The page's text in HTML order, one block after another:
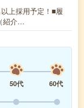
上採用予定！■履
紹介…
50代
60代